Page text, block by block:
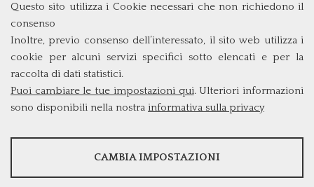
Questo sito utilizza i Cookie necessari che non richiedono il
consenso
Inoltre, previo consenso dell’interessato, il sito web utilizza i
cookie per alcuni servizi specifici sotto elencati e per la
raccolta di dati statistici.
Puoi cambiare le tue impostazioni qui. Ulteriori informazioni
sono disponibili nella nostra informativa sulla privacy
STATISTICHE
CAMBIA IMPOSTAZIONI
Università degli Studi di Roma Tor Vergata
Via Columbia, 2
00133 Roma (Italia)
Tel. +39 06 7259 3299/5837
biennio@clem.uniroma2.it